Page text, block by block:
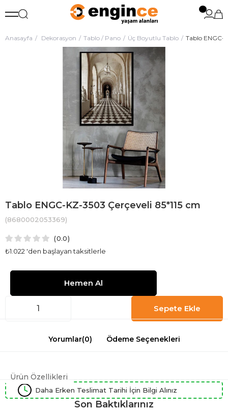
Anasayfa Dekorasyon Tablo / Pano Üç Boyutlu Tablo Tablo ENGC-
Tablo ENGC-KZ-3503 Çerçeveli 85*115 cm
(8680002053369)
0.0
₺1.022 'den başlayan taksitlerle
Yorumlar(0) Ödeme Seçenekleri
Ürün Özellikleri
Daha Erken Teslimat Tarihi İçin Bilgi Alınız
Son Baktıklarınız